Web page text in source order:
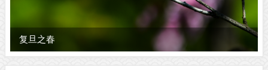
复旦之春